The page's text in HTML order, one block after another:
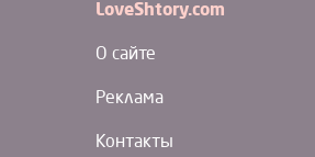
LoveShtory.com
О сайте
Реклама
Контакты